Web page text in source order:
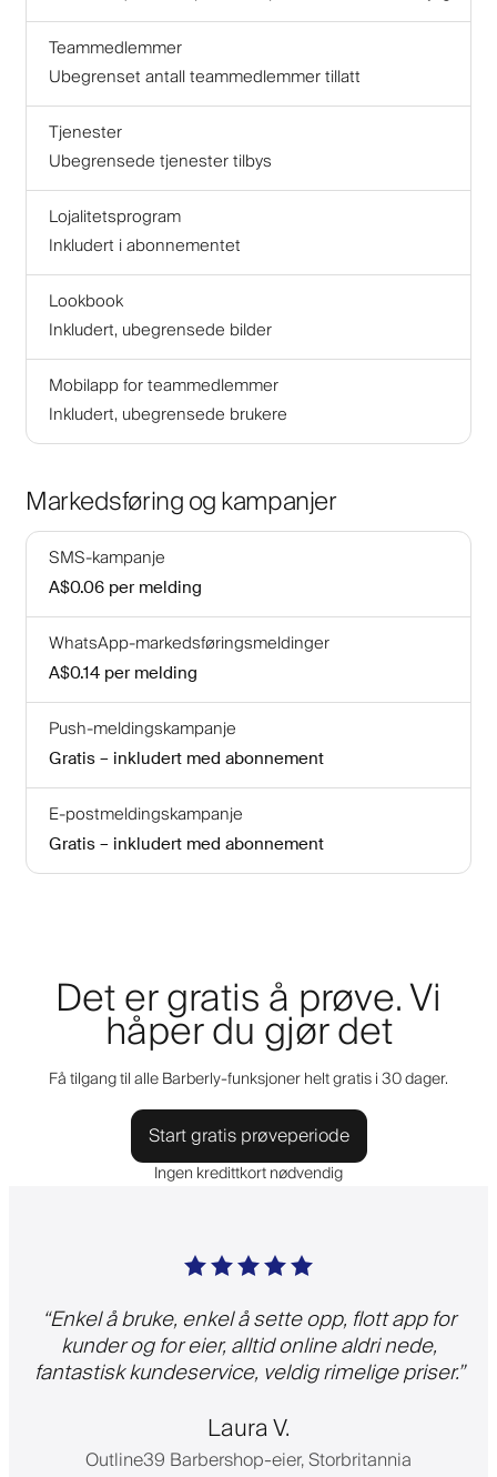
Teammedlemmer
Ubegrenset antall teammedlemmer tillatt
Tjenester
Ubegrensede tjenester tilbys
Lojalitetsprogram
Inkludert i abonnementet
Lookbook
Inkludert, ubegrensede bilder
Mobilapp for teammedlemmer
Inkludert, ubegrensede brukere
Markedsføring og kampanjer
SMS-kampanje
A$0.06 per melding
WhatsApp-markedsføringsmeldinger
A$0.14 per melding
Push-meldingskampanje
Gratis – inkludert med abonnement
E-postmeldingskampanje
Gratis – inkludert med abonnement
Det er gratis å prøve. Vi
håper du gjør det
Få tilgang til alle Barberly-funksjoner helt gratis i 30 dager.
Start gratis prøveperiode
Ingen kredittkort nødvendig
“Enkel å bruke, enkel å sette opp, flott app for
kunder og for eier, alltid online aldri nede,
fantastisk kundeservice, veldig rimelige priser.”
Laura V.
Outline39 Barbershop-eier, Storbritannia